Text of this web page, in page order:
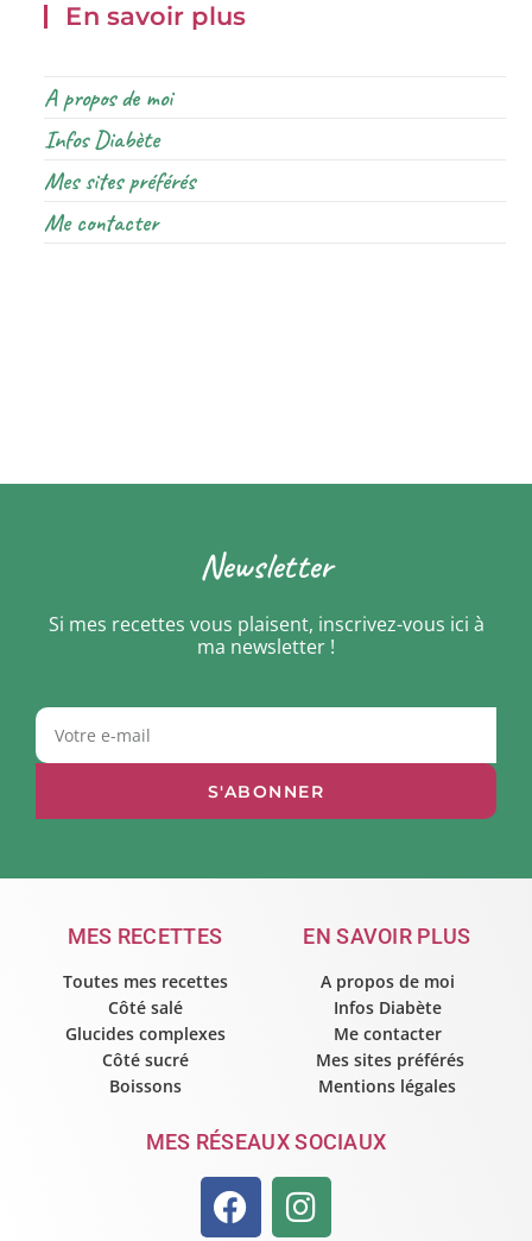
En savoir plus
A propos de moi
Infos Diabète
Mes sites préférés
Me contacter
Newsletter
Si mes recettes vous plaisent, inscrivez-vous ici à
ma newsletter !
S'ABONNER
MES RECETTES
Toutes mes recettes
Côté salé
Glucides complexes
Côté sucré
Boissons
EN SAVOIR PLUS
A propos de moi
Infos Diabète
Me contacter
Mes sites préférés
Mentions légales
MES RÉSEAUX SOCIAUX